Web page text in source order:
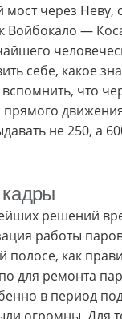
мост через
Войбокало —
себе, какое
что
прямого
не 250, а
решений
работы
полосе, как
для ремонта
в период